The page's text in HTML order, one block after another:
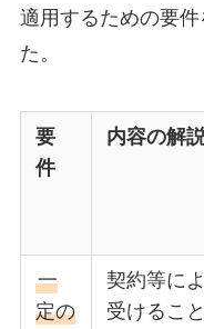
適用するための要
た。
要
件
内容の解
一
定の
契約等に
受けるこ